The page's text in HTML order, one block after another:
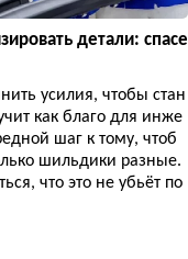
детали: спасе
усилия, чтобы стан
как благо для инже
шаг к тому, чтоб
шильдики разные.
что это не убьёт по